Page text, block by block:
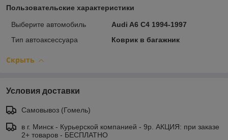
Пользовательские характеристики
Выберите автомобиль
Audi A6 C4 1994-1997
Тип автоаксессуара
Коврик в багажник
Скрыть
Условия доставки
Самовывоз (Гомель)
в г. Минск - Курьерской компанией - 9р. АКЦИЯ: при заказе
2+ товаров - БЕСПЛАТНО